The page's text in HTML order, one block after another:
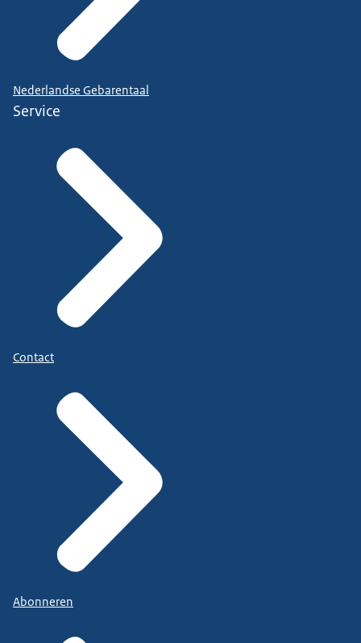
Nederlandse Gebarentaal
Service
Contact
Abonneren